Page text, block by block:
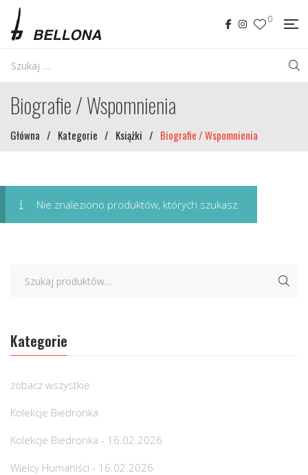
0
Biografie / Wspomnienia
Główna / Kategorie / Książki / Biografie / Wspomnienia
Nie znaleziono produktów, których szukasz.
Kategorie
zobacz wszystkie
Kolekcje Biedronka
Kolekcje Biedronka - 16.02.2026
Wielcy Humaniści - 16.02.2026